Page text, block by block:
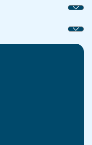
Toon
Toon
op